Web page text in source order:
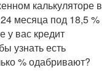
калькуляторе в
месяца под 18,5 %
у вас кредит
узнать есть
% одабривают?